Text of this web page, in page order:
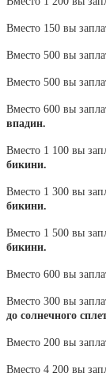
Вместо 150 вы
Вместо 500 вы
Вместо 500 вы
Вместо 600 вы
впадин.
Вместо 1 100 вы
бикини.
Вместо 1 300 вы
бикини.
Вместо 1 500 вы
бикини.
Вместо 600 вы
Вместо 300 вы
до солнечного
Вместо 200 вы
Вместо 4 200 вы